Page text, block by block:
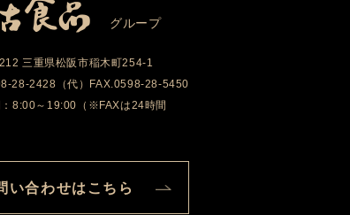
グループ
三重県松阪市稲木町254-1
28-2428（代）FAX.0598-28-5450
8:00～19:00（※FAXは24時間
い合わせはこちら